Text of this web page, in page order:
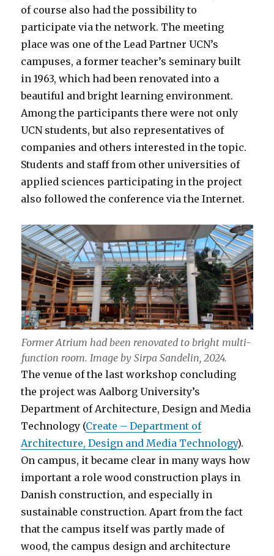
of course also had the possibility to
participate via the network. The meeting
place was one of the Lead Partner UCN’s
campuses, a former teacher’s seminary built
in 1963, which had been renovated into a
beautiful and bright learning environment.
Among the participants there were not only
UCN students, but also representatives of
companies and others interested in the topic.
Students and staff from other universities of
applied sciences participating in the project
also followed the conference via the Internet.
Former Atrium had been renovated to bright multi-
function room. Image by Sirpa Sandelin, 2024.
The venue of the last workshop concluding
the project was Aalborg University’s
Department of Architecture, Design and Media
Technology (Create – Department of
Architecture, Design and Media Technology).
On campus, it became clear in many ways how
important a role wood construction plays in
Danish construction, and especially in
sustainable construction. Apart from the fact
that the campus itself was partly made of
wood, the campus design and architecture